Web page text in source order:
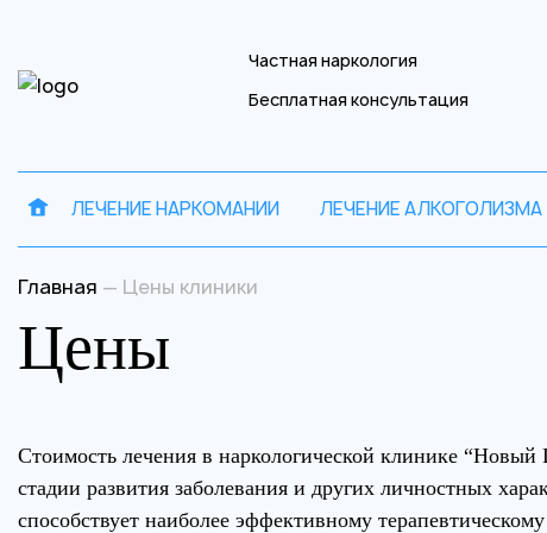
Частная наркология
Бесплатная консультация
ЛЕЧЕНИЕ НАРКОМАНИИ ЛЕЧЕНИЕ АЛКОГОЛИЗМА
Главная — Цены клиники
Цены
Стоимость лечения в наркологической клинике
стадии развития заболевания и других личностных
способствует наиболее эффективному
Запись на
Наш
Отправить